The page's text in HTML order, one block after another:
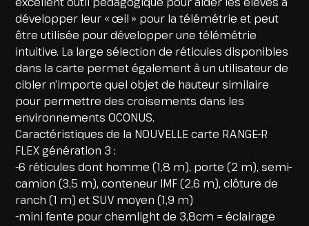
développer leur « œil » pour la télémétrie et peut
être utilisée pour développer une télémétrie
intuitive. La large sélection de réticules disponibles
dans la carte permet également à un utilisateur de
cibler n’importe quel objet de hauteur similaire
pour permettre des croisements dans les
environnements OCONUS.
Caractéristiques de la NOUVELLE carte RANGE-R
FLEX génération 3 :
-6 réticules dont homme (1,8 m), porte (2 m), semi-
camion (3,5 m), conteneur IMF (2,6 m), clôture de
ranch (1 m) et SUV moyen (1,9 m)
-mini fente pour chemlight de 3,8cm = éclairage